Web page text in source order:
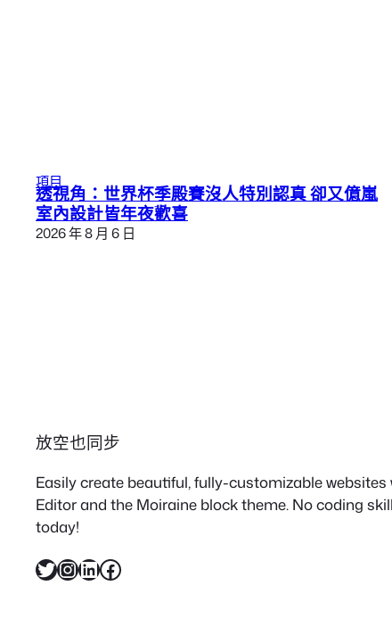
項目
透視角：世界杯季殿賽沒人特別認真 卻又億嵐
室內設計皆年夜歡喜
2026 年 8 月 6 日
放空也同步
Easily create beautiful, fully-customizable
Editor and the Moiraine block theme. No coding
today!
X InstagramLinkedIn Facebook